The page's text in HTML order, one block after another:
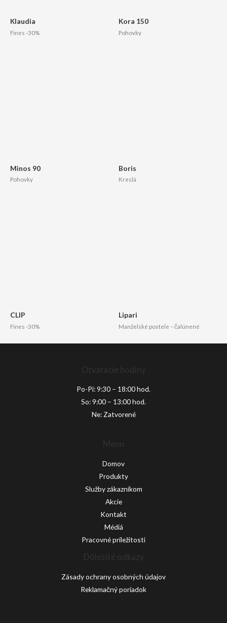
Klaudia
Fines -30%
Kora 150
Pohovky
Minos 90
Pohovky
Boris
Kreslá
CLIP
Fines -30%
Lipari
Manželské postele – čalúnené
Otváracie hodiny
Po-Pi: 9:30 – 18:00 hod.
So: 9:00 – 13:00 hod.
Ne: Zatvorené
Menu
Domov
Produkty
Služby zákazníkom
Akcie
Kontakt
Médiá
Pracovné príležitosti
Dôležité odkazy
Zásady ochrany osobných údajov
Reklamačný poriadok